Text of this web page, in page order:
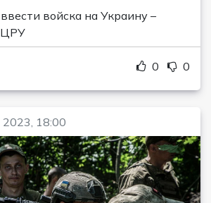
войска на Украину –
ЦРУ
0 0
2023, 18:00